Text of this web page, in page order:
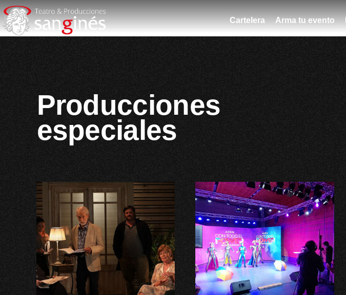
Cartelera Arma tu evento
Producciones
especiales